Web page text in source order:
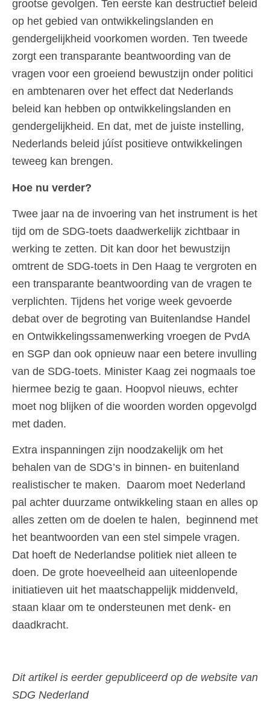
grootse gevolgen. Ten eerste kan destructief beleid
op het gebied van ontwikkelingslanden en
gendergelijkheid voorkomen worden. Ten tweede
zorgt een transparante beantwoording van de
vragen voor een groeiend bewustzijn onder politici
en ambtenaren over het effect dat Nederlands
beleid kan hebben op ontwikkelingslanden en
gendergelijkheid. En dat, met de juiste instelling,
Nederlands beleid júíst positieve ontwikkelingen
teweeg kan brengen.
Hoe nu verder?
Twee jaar na de invoering van het instrument is het
tijd om de SDG-toets daadwerkelijk zichtbaar in
werking te zetten. Dit kan door het bewustzijn
omtrent de SDG-toets in Den Haag te vergroten en
een transparante beantwoording van de vragen te
verplichten. Tijdens het vorige week gevoerde
debat over de begroting van Buitenlandse Handel
en Ontwikkelingssamenwerking vroegen de PvdA
en SGP dan ook opnieuw naar een betere invulling
van de SDG-toets. Minister Kaag zei nogmaals toe
hiermee bezig te gaan. Hoopvol nieuws, echter
moet nog blijken of die woorden worden opgevolgd
met daden.
Extra inspanningen zijn noodzakelijk om het
behalen van de SDG’s in binnen- en buitenland
realistischer te maken. Daarom moet Nederland
pal achter duurzame ontwikkeling staan en alles op
alles zetten om de doelen te halen, beginnend met
het beantwoorden van een stel simpele vragen.
Dat hoeft de Nederlandse politiek niet alleen te
doen. De grote hoeveelheid aan uiteenlopende
initiatieven uit het maatschappelijk middenveld,
staan klaar om te ondersteunen met denk- en
daadkracht.
Dit artikel is eerder gepubliceerd op de website van
SDG Nederland